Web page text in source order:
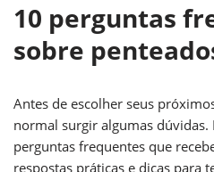
10 perguntas
sobre
Antes de escolher seus
normal surgir algumas
perguntas frequentes que
respostas práticas e dicas para